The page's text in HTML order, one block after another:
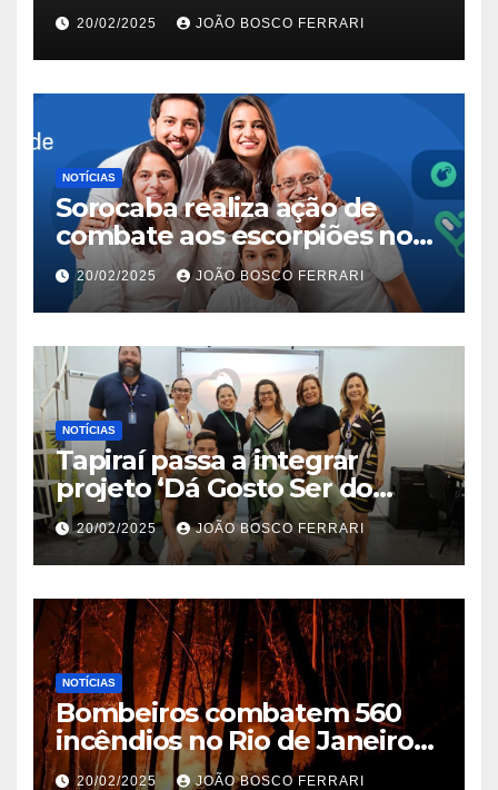
20/02/2025 JOÃO BOSCO FERRARI
NOTÍCIAS
Sorocaba realiza ação de
combate aos escorpiões no
Jardim São Carlos
20/02/2025 JOÃO BOSCO FERRARI
NOTÍCIAS
Tapiraí passa a integrar
projeto ‘Dá Gosto Ser do
Ribeira’ | ASN São Paulo
20/02/2025 JOÃO BOSCO FERRARI
NOTÍCIAS
Bombeiros combatem 560
incêndios no Rio de Janeiro
em 2025
20/02/2025 JOÃO BOSCO FERRARI